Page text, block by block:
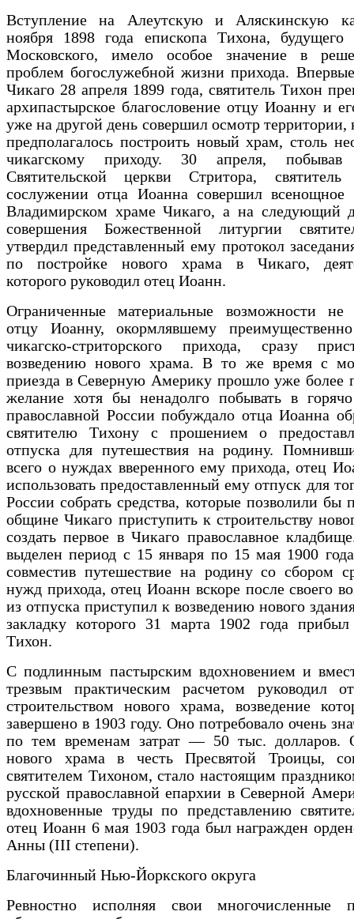
Вступление на Алеутскую и Аляскинскую
ноября 1898 года епископа Тихона, будущего
Московского, имело особое значение в
проблем богослужебной жизни прихода.
Чикаго 28 апреля 1899 года, святитель Тихон
архипастырское благословение отцу Иоанну и
уже на другой день совершил осмотр территории,
предполагалось построить новый храм, столь
чикагскому приходу. 30 апреля,
Святительской церкви Стритора,
сослужении отца Иоанна совершил всенощное
Владимирском храме Чикаго, а на следующий
совершения Божественной литургии
утвердил представленный ему протокол
по постройке нового храма в Чикаго,
которого руководил отец Иоанн.
Ограниченные материальные возможности не
отцу Иоанну, окормлявшему
чикагско-cтриторского прихода, сразу
возведению нового храма. В то же время с
приезда в Северную Америку прошло уже более
желание хотя бы ненадолго побывать в
православной России побуждало отца Иоанна
святителю Тихону с прошением о
отпуска для путешествия на родину.
всего о нуждах вверенного ему прихода, отец
использовать предоставленный ему отпуск для
России собрать средства, которые позволили бы
общине Чикаго приступить к строительству
создать первое в Чикаго православное
выделен период с 15 января по 15 мая 1900
совместив путешествие на родину со сбором
нужд прихода, отец Иоанн вскоре после своего
из отпуска приступил к возведению нового
закладку которого 31 марта 1902 года прибыл
Тихон.
С подлинным пастырским вдохновением и
трезвым практическим расчетом руководил
строительством нового храма, возведение
завершено в 1903 году. Оно потребовало очень
по тем временам затрат — 50 тыс. долларов.
нового храма в честь Пресвятой Троицы,
святителем Тихоном, стало настоящим
русской православной епархии в Северной
вдохновенные труды по представлению
отец Иоанн 6 мая 1903 года был награжден
Анны (III степени).
Благочинный Нью-Йоркского округа
Ревностно исполняя свои многочисленные